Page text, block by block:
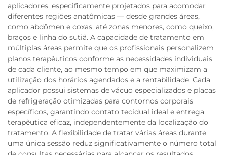
aplicadores, especificamente projetados para acomodar
diferentes regiões anatômicas — desde grandes áreas,
como abdômen e coxas, até zonas menores, como queixo,
braços e linha do sutiã. A capacidade de tratamento em
múltiplas áreas permite que os profissionais personalizem
planos terapêuticos conforme as necessidades individuais
de cada cliente, ao mesmo tempo em que maximizam a
utilização dos horários agendados e a rentabilidade. Cada
aplicador possui sistemas de vácuo especializados e placas
de refrigeração otimizadas para contornos corporais
específicos, garantindo contato tecidual ideal e entrega
terapêutica eficaz, independentemente da localização do
tratamento. A flexibilidade de tratar várias áreas durante
uma única sessão reduz significativamente o número total